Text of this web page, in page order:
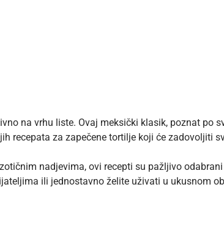
na vrhu liste. Ovaj meksički klasik, poznat po
recepata za zapečene tortilje koji će zadovoljiti
nadjevima, ovi recepti su pažljivo
ili jednostavno želite uživati u ukusnom